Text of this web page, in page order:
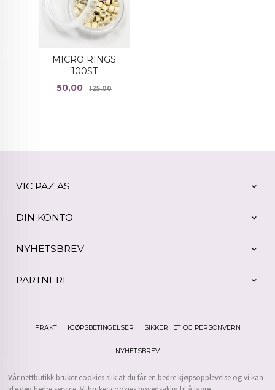
MICRO RINGS
100ST
Tilbud
50,00 125,00Rabatt
VIC PAZ AS
DIN KONTO
NYHETSBREV
PARTNERE
FRAKT KJØPSBETINGELSER SIKKERHET OG PERSONVERN
NYHETSBREV
Vår nettbutikk bruker cookies slik at du får en bedre kjøpsopplevelse og vi kan